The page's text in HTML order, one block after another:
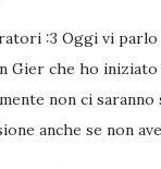
:3 Oggi vi
Gier che ho
non ci
anche se non